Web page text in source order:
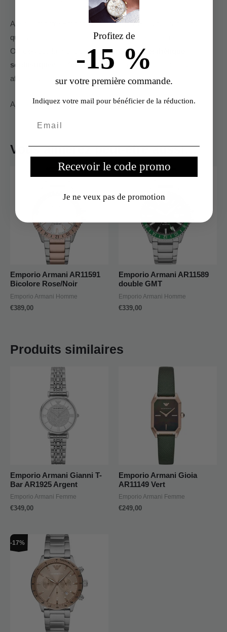
Avec la montre Emporio Armani AR11590, vous faites plus
qu’investir dans un accessoire ; vous faites une déclaration.
Offrez-vous la montre qui allieprécision,
sophistiquée
fonctionnalité
– tout ce qu’il faut pour
affirmer votre style, où que vous soyez.
Ajoutez une touche de luxe à votre quotidien.
Vous aimerez peut-être aussi…
Emporio Armani AR11591
Bicolore Rose/Noir
Emporio Armani Homme
€389,00
Emporio Armani AR11589
double GMT
Emporio Armani Homme
€339,00
Produits similaires
Emporio Armani Gianni T-
Bar AR1925 Argent
Emporio Armani Femme
€349,00
Emporio Armani Gioia
AR11149 Vert
Emporio Armani Femme
€249,00
-17%
prix
initial
était :
€419,00.
Le
prix
actuel
est :
€349,00.
Profitez de
-15 %
sur votre première commande.
Indiquez votre mail pour bénéficier de la réduction.
Recevoir le code promo
Je ne veux pas de promotion